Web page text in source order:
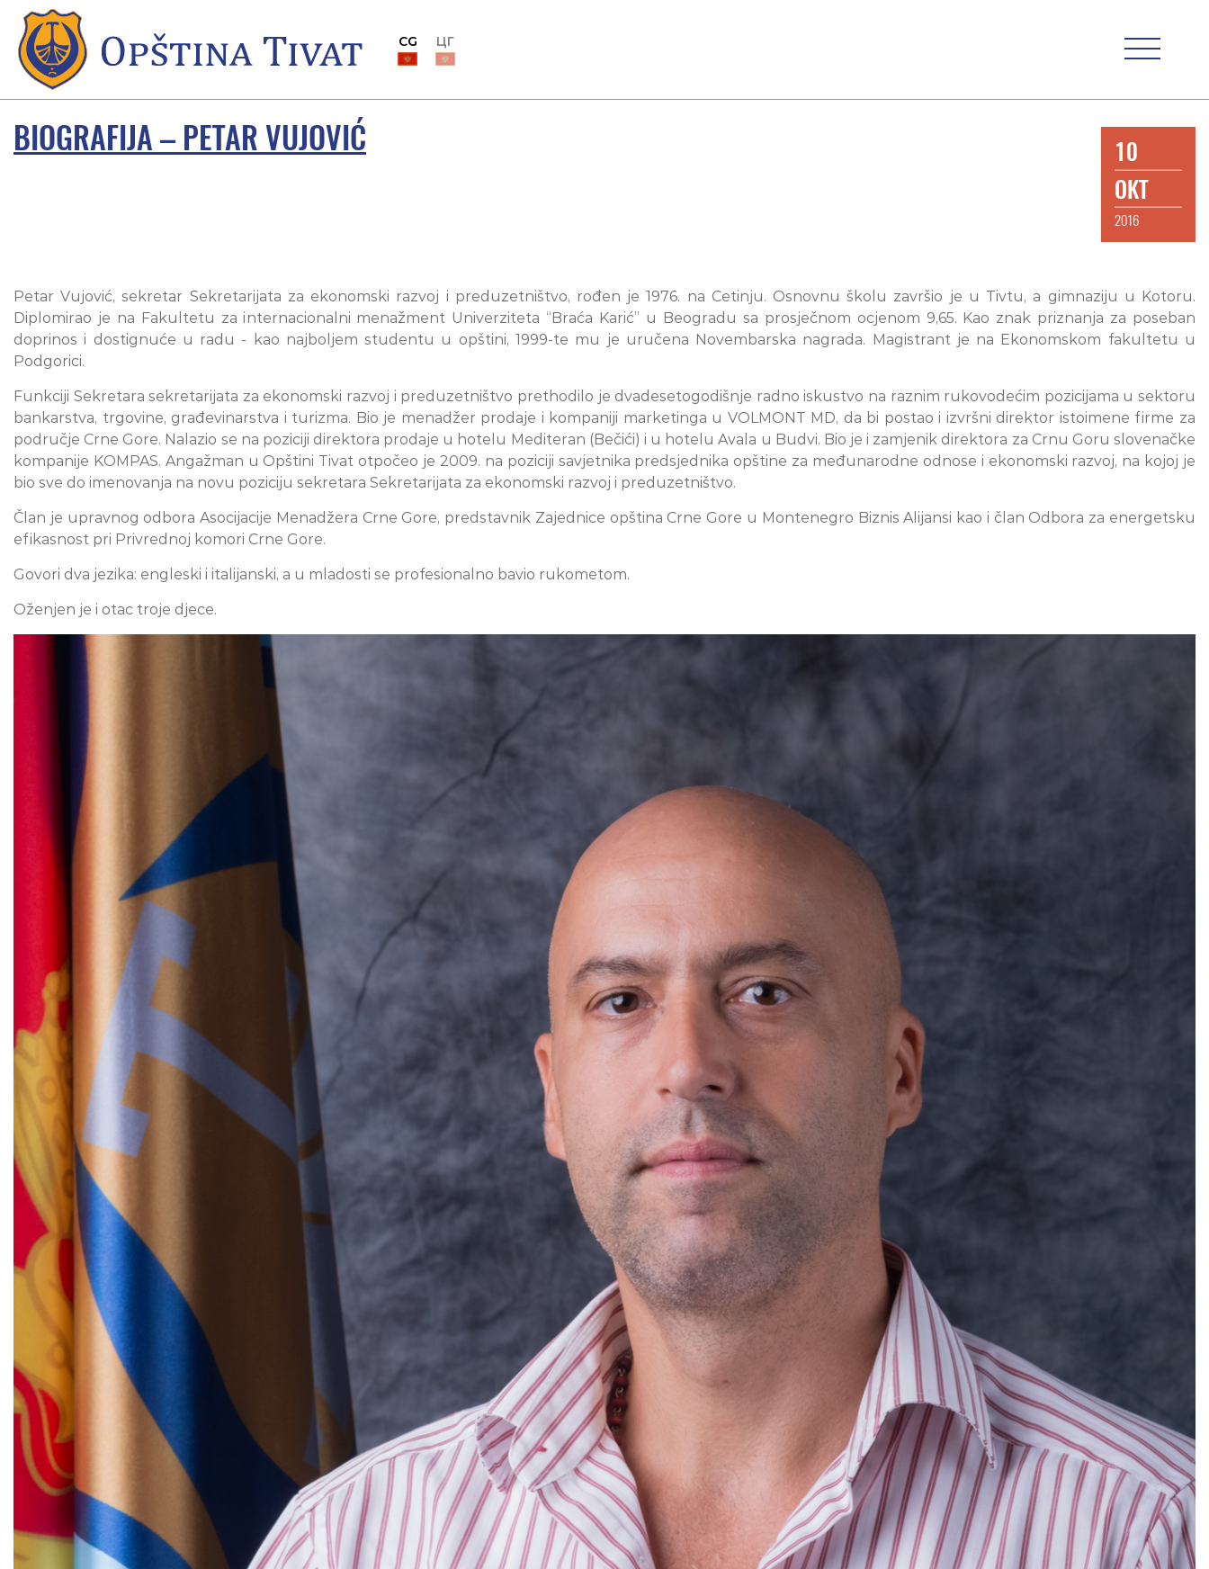
CG ЦГ
BIOGRAFIJA – PETAR VUJOVIĆ
10
OKT
2016
Petar Vujović, sekretar Sekretarijata za ekonomski razvoj i preduzetništvo, rođen je 1976. na Cetinju. Osnovnu školu završio je u Tivtu, a gimnaziju u Kotoru.
Diplomirao je na Fakultetu za internacionalni menažment Univerziteta “Braća Karić” u Beogradu sa prosječnom ocjenom 9,65. Kao znak priznanja za poseban
doprinos i dostignuće u radu - kao najboljem studentu u opštini, 1999-te mu je uručena Novembarska nagrada. Magistrant je na Ekonomskom fakultetu u
Podgorici.
Funkciji Sekretara sekretarijata za ekonomski razvoj i preduzetništvo prethodilo je dvadesetogodišnje radno iskustvo na raznim rukovodećim pozicijama u sektoru
bankarstva, trgovine, građevinarstva i turizma. Bio je menadžer prodaje i kompaniji marketinga u VOLMONT MD, da bi postao i izvršni direktor istoimene firme za
područje Crne Gore. Nalazio se na poziciji direktora prodaje u hotelu Mediteran (Bečići) i u hotelu Avala u Budvi. Bio je i zamjenik direktora za Crnu Goru slovenačke
kompanije KOMPAS. Angažman u Opštini Tivat otpočeo je 2009. na poziciji savjetnika predsjednika opštine za međunarodne odnose i ekonomski razvoj, na kojoj je
bio sve do imenovanja na novu poziciju sekretara Sekretarijata za ekonomski razvoj i preduzetništvo.
Član je upravnog odbora Asocijacije Menadžera Crne Gore, predstavnik Zajednice opština Crne Gore u Montenegro Biznis Alijansi kao i član Odbora za energetsku
efikasnost pri Privrednoj komori Crne Gore.
Govori dva jezika: engleski i italijanski, a u mladosti se profesionalno bavio rukometom.
Oženjen je i otac troje djece.